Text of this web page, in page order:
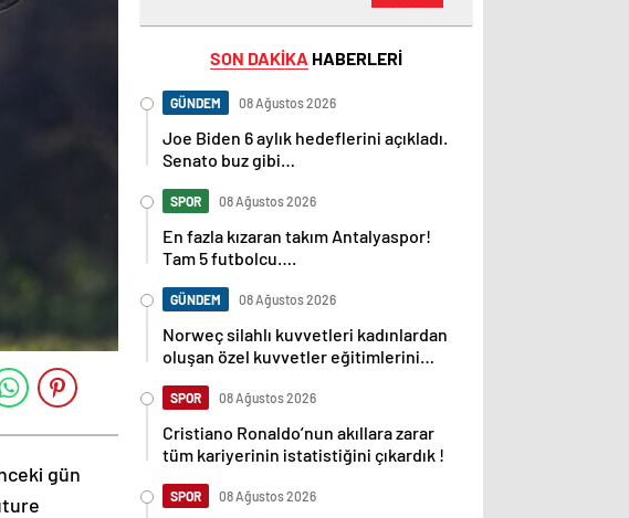
gün
SON DAKİKA HABERLERİ
GÜNDEM 08 Ağustos 2026
Joe Biden 6 aylık hedeflerini açıkladı.
Senato buz gibi…
SPOR 08 Ağustos 2026
En fazla kızaran takım Antalyaspor!
Tam 5 futbolcu….
GÜNDEM 08 Ağustos 2026
Norweç silahlı kuvvetleri kadınlardan
oluşan özel kuvvetler eğitimlerini
SPOR 08 Ağustos 2026
Cristiano Ronaldo’nun akıllara zarar
tüm kariyerinin istatistiğini çıkardık !
SPOR 08 Ağustos 2026